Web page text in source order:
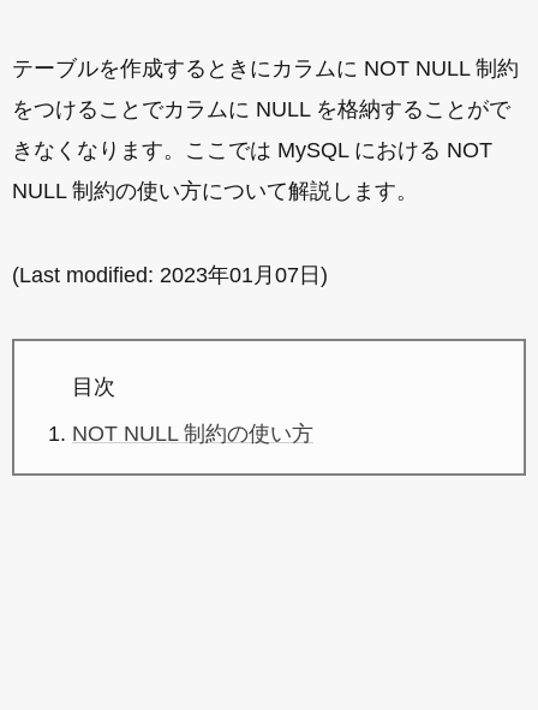
テーブルを作成するときにカラムに NOT NULL 制約
をつけることでカラムに NULL を格納することがで
きなくなります。ここでは MySQL における NOT
NULL 制約の使い方について解説します。
(Last modified: 2023年01月07日 )
目次
NOT NULL 制約の使い方